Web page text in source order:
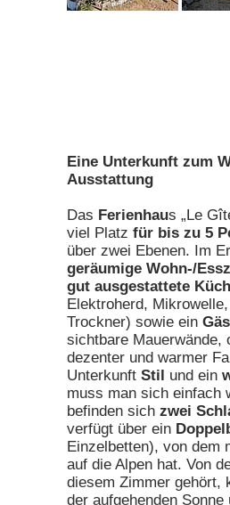
Eine Unterkunft zum
Ausstattung
Das Ferienhaus „Le
viel Platzfür bis zu 5
über zwei Ebenen. Im
geräumige Wohn-/
gut ausgestattete
Elektroherd,
Trockner) sowie ein
sichtbare Mauerwände,
dezenter und warmer
UnterkunftStil und ein
muss man sich einfach
befinden sichzwei
verfügt über ein
Einzelbetten), von dem
auf die Alpen hat. Von
diesem Zimmer gehört,
der aufgehenden